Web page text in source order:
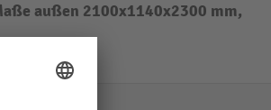
außen 2100x1140x2300 mm,